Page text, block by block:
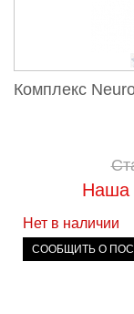
Комплекс
Наша
Нет в наличии
СООБЩИТЬ О